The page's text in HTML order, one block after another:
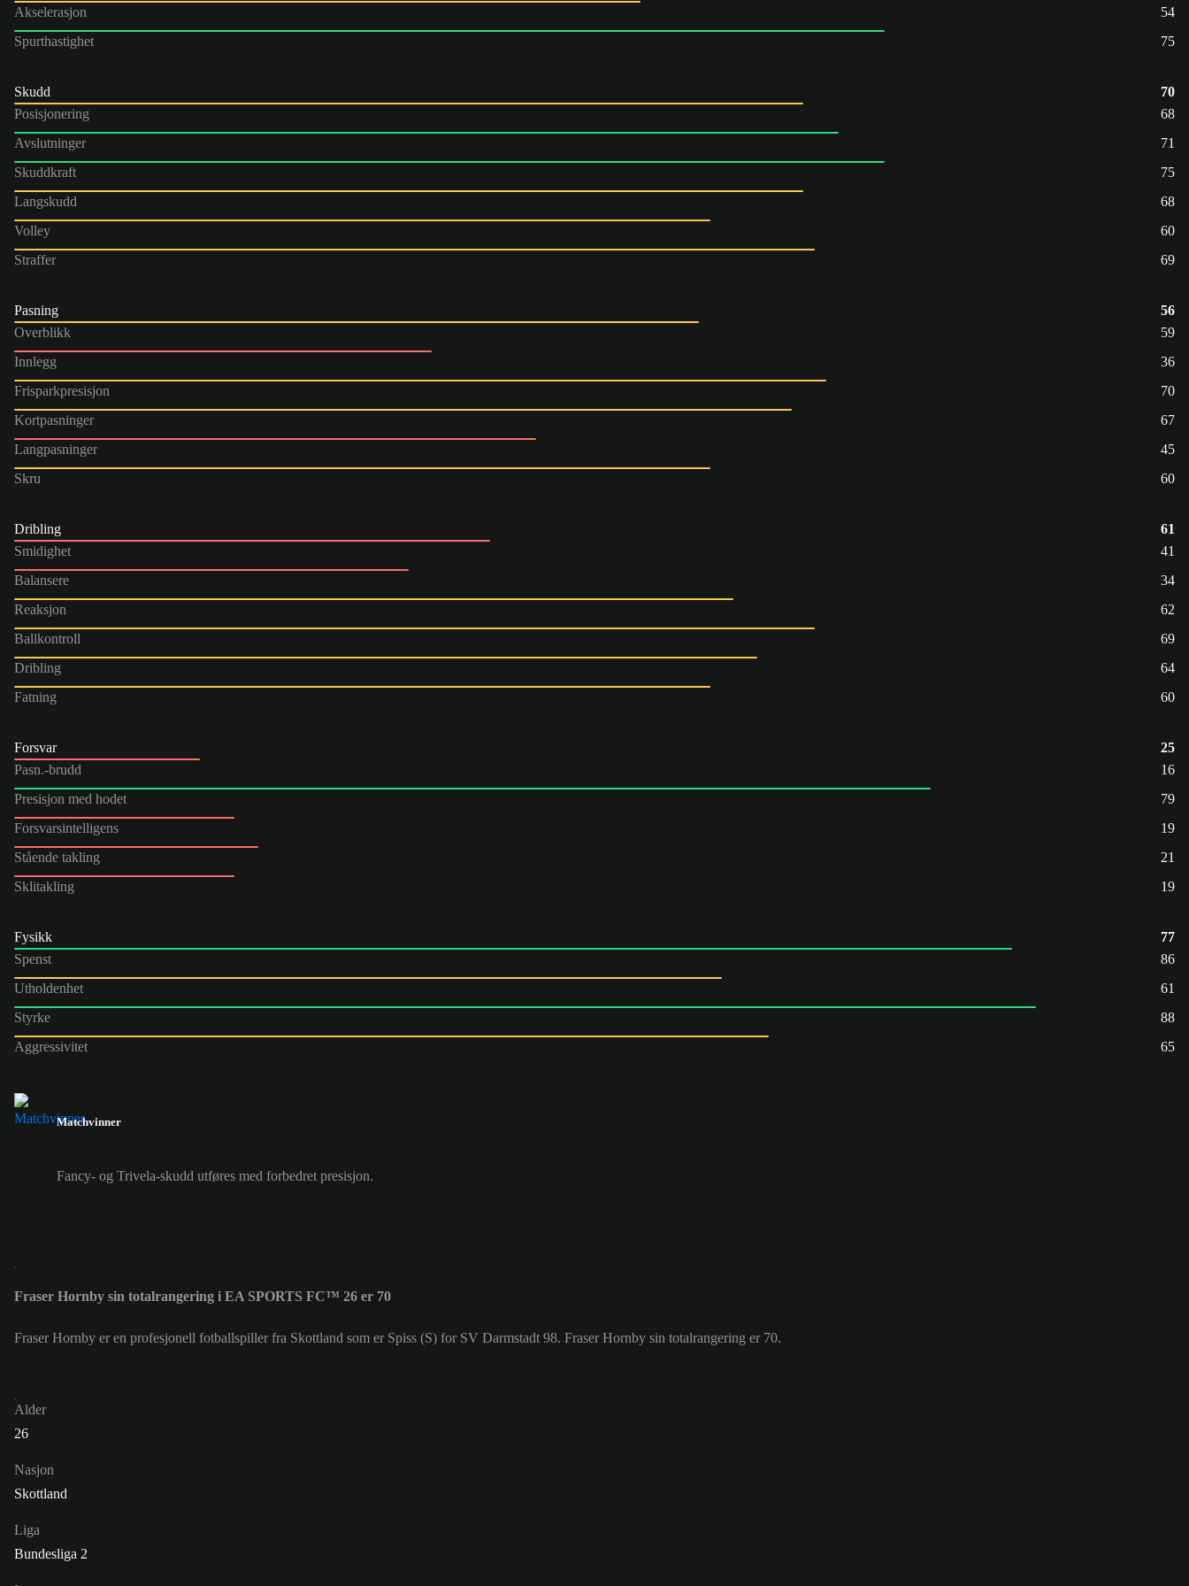
Akselerasjon
54
Spurthastighet
75
Skudd
70
Posisjonering
68
Avslutninger
71
Skuddkraft
75
Langskudd
68
Volley
60
Straffer
69
Pasning
56
Overblikk
59
Innlegg
36
Frisparkpresisjon
70
Kortpasninger
67
Langpasninger
45
Skru
60
Dribling
61
Smidighet
41
Balansere
34
Reaksjon
62
Ballkontroll
69
Dribling
64
Fatning
60
Forsvar
25
Pasn.-brudd
16
Presisjon med hodet
79
Forsvarsintelligens
19
Stående takling
21
Sklitakling
19
Fysikk
77
Spenst
86
Utholdenhet
61
Styrke
88
Aggressivitet
65
Matchvinner
Fancy- og Trivela-skudd utføres med forbedret presisjon.
Fraser Hornby sin totalrangering i EA SPORTS FC™ 26 er 70
Fraser Hornby er en profesjonell fotballspiller fra Skottland som er Spiss (S) for SV Darmstadt 98. Fraser Hornby sin totalrangering er 70.
Alder
26
Nasjon
Skottland
Liga
Bundesliga 2